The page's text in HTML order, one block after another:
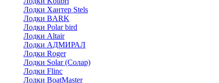
Лодки Хантер Stels
Лодки BARK
Лодки Polar bird
Лодки Altair
Лодки АДМИРАЛ
Лодки Roger
Лодки Solar (Солар)
Лодки Flinc
Лодки BoatMaster